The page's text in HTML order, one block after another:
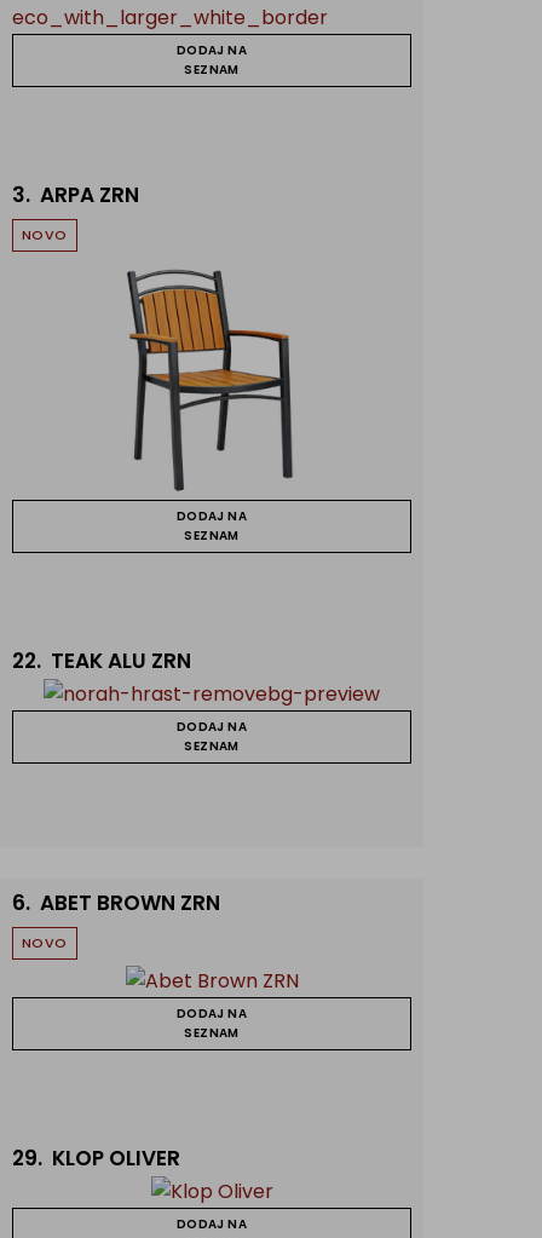
DODAJ NA
SEZNAM
3. ARPA ZRN
NOVO
DODAJ NA
SEZNAM
22. TEAK ALU ZRN
DODAJ NA
SEZNAM
6. ABET BROWN ZRN
NOVO
DODAJ NA
SEZNAM
29. KLOP OLIVER
DODAJ NA